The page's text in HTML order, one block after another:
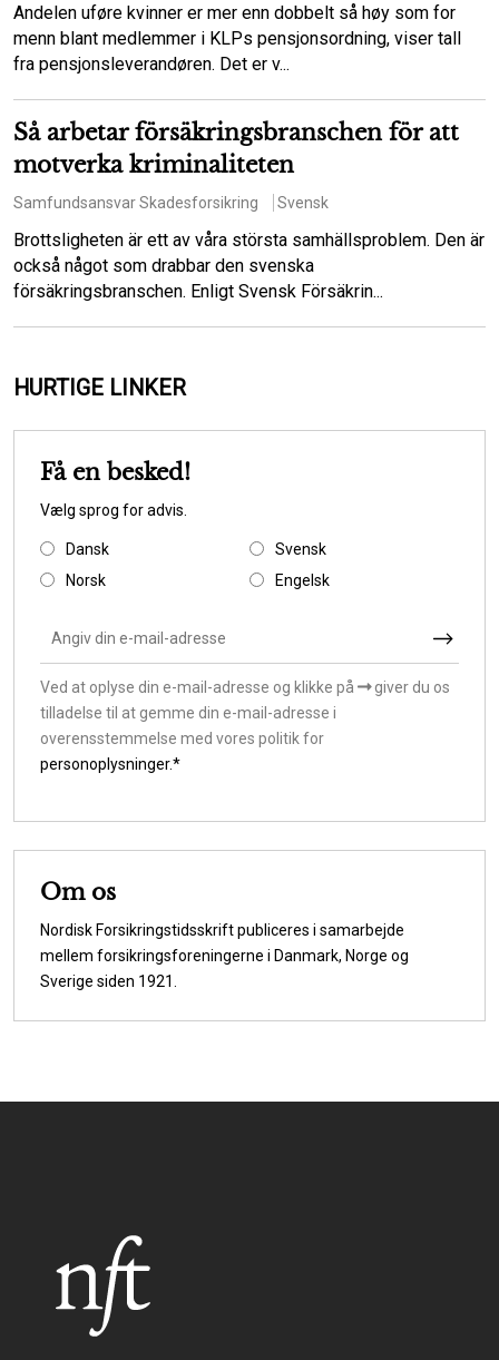
Andelen uføre kvinner er mer enn dobbelt så høy som for
menn blant medlemmer i KLPs pensjonsordning, viser tall
fra pensjonsleverandøren. Det er v...
Så arbetar försäkringsbranschen för att
motverka kriminaliteten
SamfundsansvarSkadesforsikring Svensk
Brottsligheten är ett av våra största samhällsproblem. Den är
också något som drabbar den svenska
försäkringsbranschen. Enligt Svensk Försäkrin...
HURTIGE LINKER
Få en besked!
Vælg sprog for advis.
Dansk
Svensk
Norsk
Engelsk
Ved at oplyse din e-mail-adresse og klikke på
giver du os
tilladelse til at gemme din e-mail-adresse i
overensstemmelse med vores politik for
personoplysninger.*
Om os
Nordisk Forsikringstidsskrift publiceres i samarbejde
mellem forsikringsforeningerne i Danmark, Norge og
Sverige siden 1921.